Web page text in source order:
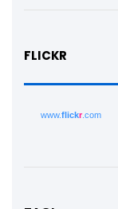
FLICKR
www.flickr.com